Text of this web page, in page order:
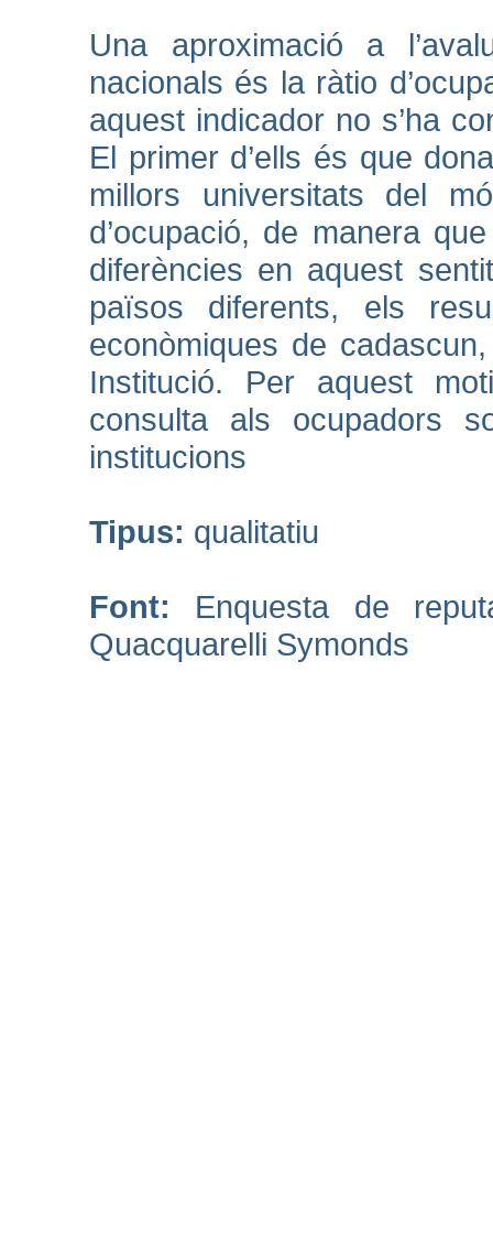
Una aproximació a
nacionals és la ràtio
aquest indicador no s’ha
El primer d’ells és que
millors universitats del
d’ocupació, de manera
diferències en aquest
països diferents, els
econòmiques de
Institució. Per aquest
consulta als ocupadors
institucions
Tipus: qualitatiu
Font: Enquesta de
Quacquarelli Symonds